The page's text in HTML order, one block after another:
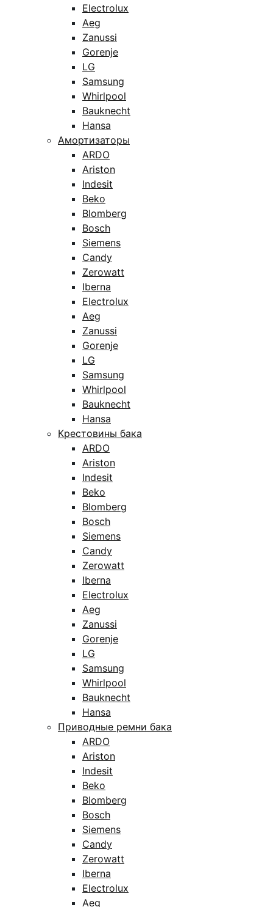
Electrolux
Aeg
Zanussi
Gorenje
LG
Samsung
Whirlpool
Bauknecht
Hansa
Амортизаторы
ARDO
Ariston
Indesit
Beko
Blomberg
Bosch
Siemens
Candy
Zerowatt
Iberna
Electrolux
Aeg
Zanussi
Gorenje
LG
Samsung
Whirlpool
Bauknecht
Hansa
Крестовины бака
ARDO
Ariston
Indesit
Beko
Blomberg
Bosch
Siemens
Candy
Zerowatt
Iberna
Electrolux
Aeg
Zanussi
Gorenje
LG
Samsung
Whirlpool
Bauknecht
Hansa
Приводные ремни бака
ARDO
Ariston
Indesit
Beko
Blomberg
Bosch
Siemens
Candy
Zerowatt
Iberna
Electrolux
Aeg